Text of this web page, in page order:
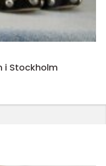
i Stockholm